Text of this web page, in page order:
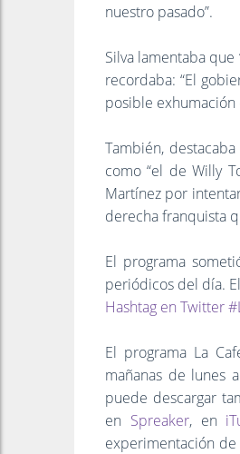
nuestro pasado”.
Silva lamentaba
recordaba: “El
posible exhumación
También,
como “el de Willy
Martínez por
derecha franquista
El programa
periódicos del día.
Hashtag en Twitter
El programa La
mañanas de lunes
puede descargar
en Spreaker, en
experimentación